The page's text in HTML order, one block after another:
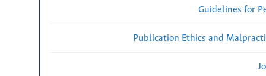
Guidelines for
Publication Ethics and